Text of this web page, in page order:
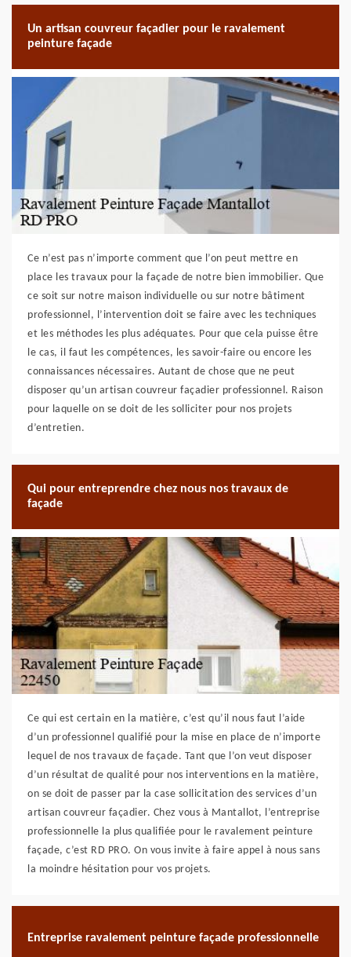
Un artisan couvreur façadier pour le ravalement
peinture façade
Ce n’est pas n’importe comment que l’on peut mettre en
place les travaux pour la façade de notre bien immobilier. Que
ce soit sur notre maison individuelle ou sur notre bâtiment
professionnel, l’intervention doit se faire avec les techniques
et les méthodes les plus adéquates. Pour que cela puisse être
le cas, il faut les compétences, les savoir-faire ou encore les
connaissances nécessaires. Autant de chose que ne peut
disposer qu’un artisan couvreur façadier professionnel. Raison
pour laquelle on se doit de les solliciter pour nos projets
d’entretien.
Qui pour entreprendre chez nous nos travaux de
façade
Ce qui est certain en la matière, c’est qu’il nous faut l’aide
d’un professionnel qualifié pour la mise en place de n’importe
lequel de nos travaux de façade. Tant que l’on veut disposer
d’un résultat de qualité pour nos interventions en la matière,
on se doit de passer par la case sollicitation des services d’un
artisan couvreur façadier. Chez vous à Mantallot, l’entreprise
professionnelle la plus qualifiée pour le ravalement peinture
façade, c’est RD PRO. On vous invite à faire appel à nous sans
la moindre hésitation pour vos projets.
Entreprise ravalement peinture façade professionnelle